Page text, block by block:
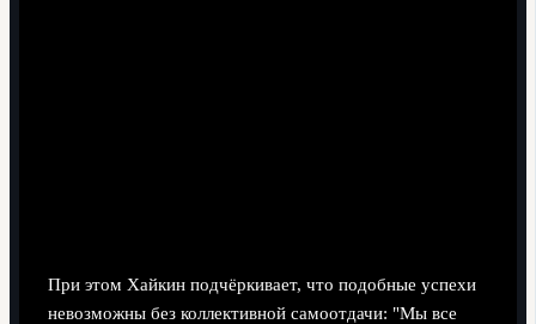
При этом Хайкин подчёркивает, что подобные успехи
невозможны без коллективной самоотдачи: "Мы все